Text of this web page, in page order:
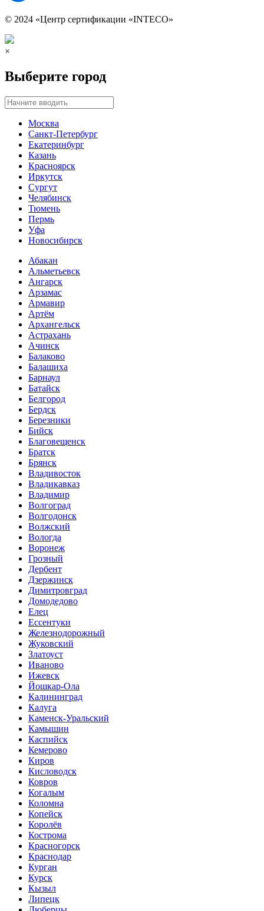
© 2024 «Центр сертификации «INTECO»
×
Выберите город
Москва
Санкт-Петербург
Екатеринбург
Казань
Красноярск
Иркутск
Сургут
Челябинск
Тюмень
Пермь
Уфа
Новосибирск
Абакан
Альметьевск
Ангарск
Арзамас
Армавир
Артём
Архангельск
Астрахань
Ачинск
Балаково
Балашиха
Барнаул
Батайск
Белгород
Бердск
Березники
Бийск
Благовещенск
Братск
Брянск
Владивосток
Владикавказ
Владимир
Волгоград
Волгодонск
Волжский
Вологда
Воронеж
Грозный
Дербент
Дзержинск
Димитровград
Домодедово
Елец
Ессентуки
Железнодорожный
Жуковский
Златоуст
Иваново
Ижевск
Йошкар-Ола
Калининград
Калуга
Каменск-Уральский
Камышин
Каспийск
Кемерово
Киров
Кисловодск
Ковров
Когалым
Коломна
Копейск
Королёв
Кострома
Красногорск
Краснодар
Курган
Курск
Кызыл
Липецк